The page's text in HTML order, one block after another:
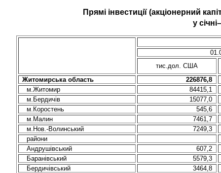
Прямі інвестиції (акціонерний
у
тис.дол. США
Житомирська область
226876,8
м.Житомир
84415,1
м.Бердичів
15077,0
м.Коростень
545,6
м.Малин
7461,7
м.Нов.-Волинський
7249,3
райони
Андрушівський
607,2
Баранівський
5579,3
Бердичівський
3464,8